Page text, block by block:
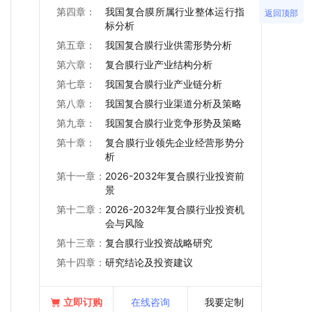
第四章：
我国复合膜所属行业整体运行指
标分析
第五章：
我国复合膜行业供需形势分析
第六章：
复合膜行业产业结构分析
第七章：
我国复合膜行业产业链分析
第八章：
我国复合膜行业渠道分析及策略
第九章：
我国复合膜行业竞争形势及策略
第十章：
复合膜行业领先企业经营形势分
析
第十一章： 2026-2032年复合膜行业投资前
景
第十二章： 2026-2032年复合膜行业投资机
会与风险
第十三章： 复合膜行业投资战略研究
第十四章： 研究结论及投资建议
立即订购 在线咨询 我要定制
返回顶部